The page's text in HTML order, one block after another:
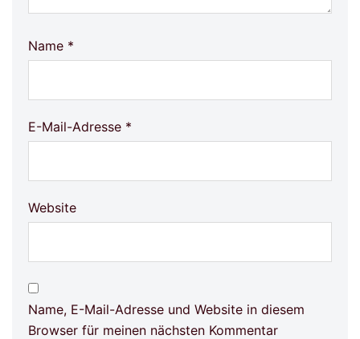
Name *
E-Mail-Adresse *
Website
Name, E-Mail-Adresse und Website in diesem
Browser für meinen nächsten Kommentar